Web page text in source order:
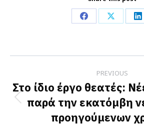
Share
Facebook
Share
X
navigation
PREVIOUS
post:
Στο ίδιο έργο θεατές:
παρά την εκατόμβη
προηγούμενων